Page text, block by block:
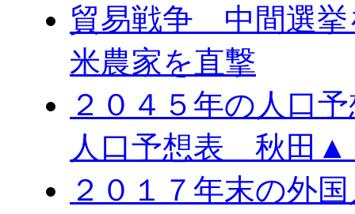
貿易戦争 中間選
米農家を直撃
２０４５年の人口
人口予想表 秋田▲
２０１７年末の外